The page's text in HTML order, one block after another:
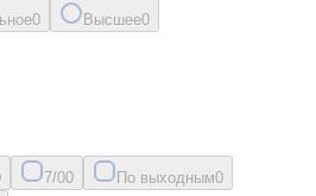
0 Высшее0
7/00 По выходным0